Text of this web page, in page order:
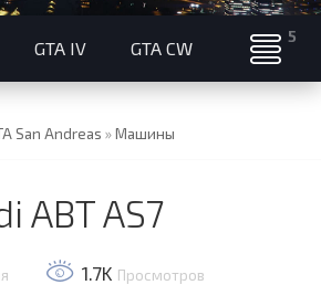
GTA IV GTA CW
San Andreas »Машины
ABT AS7
1.7K Просмотров